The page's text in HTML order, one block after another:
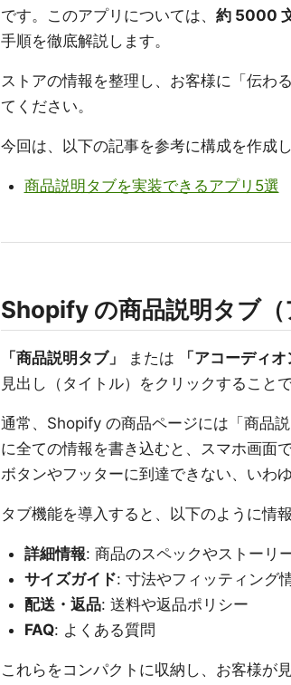
です。このアプリについては、 約 5000
手順を徹底解説します。
ストアの情報を整理し、お客様に「伝わ
てください。
今回は、以下の記事を参考に構成を作成し
商品説明タブを実装できるアプリ5選
Shopify の商品説明タブ
「商品説明タブ」 または 「アコーディオ
見出し（タイトル）をクリックすること
通常、Shopify の商品ページには「商品
に全ての情報を書き込むと、スマホ画面
ボタンやフッターに到達できない、いわ
タブ機能を導入すると、以下のように情
詳細情報: 商品のスペックやストーリ
サイズガイド: 寸法やフィッティング
配送・返品: 送料や返品ポリシー
FAQ: よくある質問
これらをコンパクトに収納し、お客様が